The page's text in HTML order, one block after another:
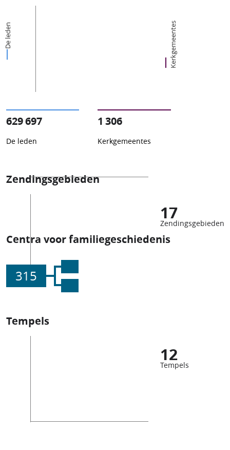
De leden Kerkgemeentes
629 697
De leden
1 306
Kerkgemeentes
Zendingsgebieden
17
Zendingsgebieden
Centra voor familiegeschiedenis
315
Tempels
12
Tempels